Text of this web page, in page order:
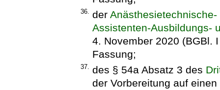
36. der
Assistenten-Ausbildungs-
4. November 2020 (BGBl.
Fassung;
37. des § 54a Absatz 3 des
der Vorbereitung auf